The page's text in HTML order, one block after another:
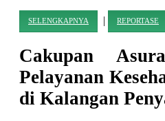
SELENGKAPNYA | REPORTASE
Cakupan
Pelayanan
di Kalangan